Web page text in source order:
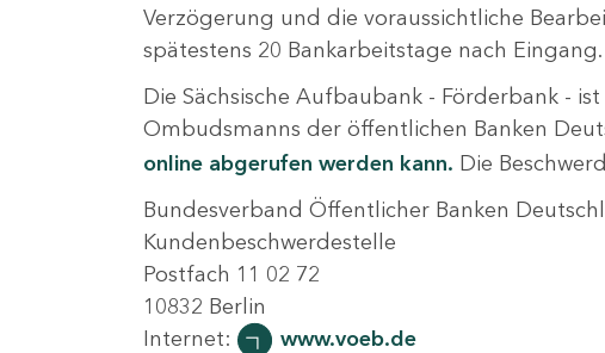
Verzögerung und die voraussichtliche
spätestens 20 Bankarbeitstage nach Eingang.
Die Sächsische Aufbaubank - Förderbank -
Ombudsmanns der öffentlichen Banken
online abgerufen werden kann. Die
Bundesverband Öffentlicher Banken
Kundenbeschwerdestelle
Postfach 11 02 72
10832 Berlin
Internet:
www.voeb.de